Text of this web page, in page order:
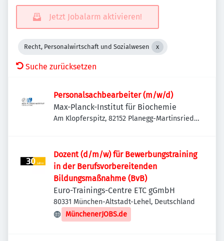
Jetzt Jobalarm aktivieren!
Recht, Personalwirtschaft und Sozialwesen
Suche zurücksetzen
Personalsachbearbeiter (m/w/d)
Max-Planck-Institut für Biochemie
Am Klopferspitz, 82152 Planegg-Martinsried,
Dozent (d/m/w) für Bewerbungstraining
in der Berufsvorbereitenden
Bildungsmaßnahme (BvB)
Euro-Trainings-Centre ETC gGmbH
80331 München-Altstadt-Lehel, Deutschland
MünchenerJOBS.de